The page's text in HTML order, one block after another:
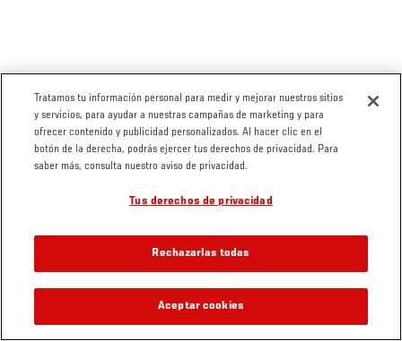
Tratamos tu información personal para medir y mejorar nuestros sitios
y servicios, para ayudar a nuestras campañas de marketing y para
ofrecer contenido y publicidad personalizados. Al hacer clic en el
botón de la derecha, podrás ejercer tus derechos de privacidad. Para
saber más, consulta nuestro aviso de privacidad.
Tus derechos de privacidad
Rechazarlas todas
Aceptar cookies